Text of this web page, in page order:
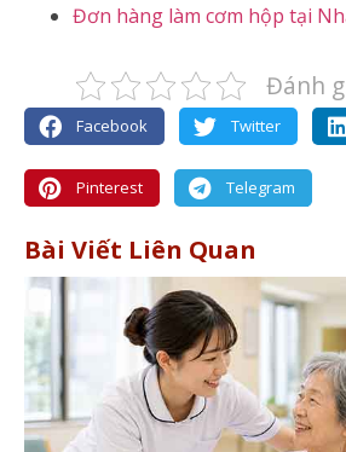
Đơn hàng làm cơm hộp tại
Đánh
Facebook Twitter
Pinterest Telegram
Bài Viết Liên Quan